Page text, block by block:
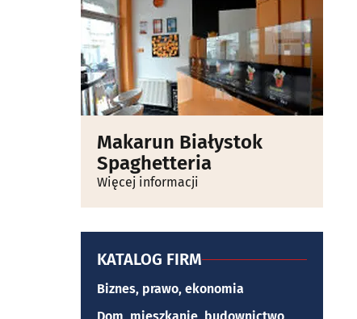
Makarun Białystok
Spaghetteria
Więcej informacji
KATALOG FIRM
Biznes, prawo, ekonomia